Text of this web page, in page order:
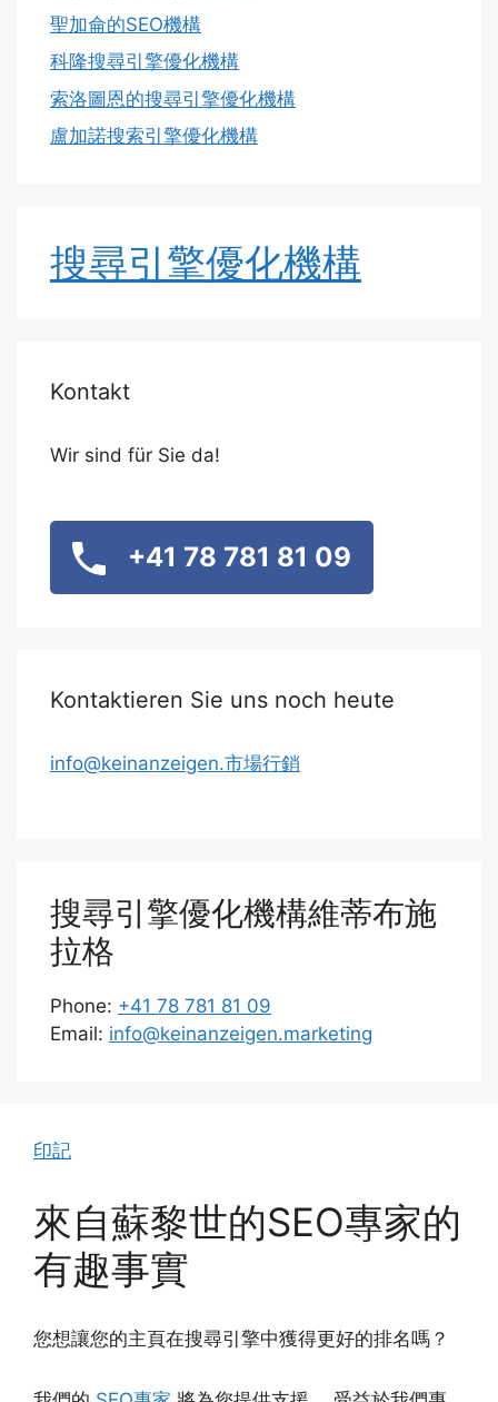
聖加侖的SEO機構
科隆搜尋引擎優化機構
索洛圖恩的搜尋引擎優化機構
盧加諾搜索引擎優化機構
搜尋引擎優化機構
Kontakt
Wir sind für Sie da!
+41 78 781 81 09
Kontaktieren Sie uns noch heute
info@keinanzeigen.市場行銷
搜尋引擎優化機構維蒂布施
拉格
Phone: +41 78 781 81 09
Email: info@keinanzeigen.marketing
印記
來自蘇黎世的SEO專家的
有趣事實
您想讓您的主頁在搜尋引擎中獲得更好的排名嗎？